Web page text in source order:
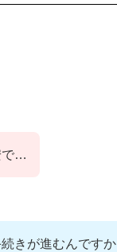
で…
きが進むんですか